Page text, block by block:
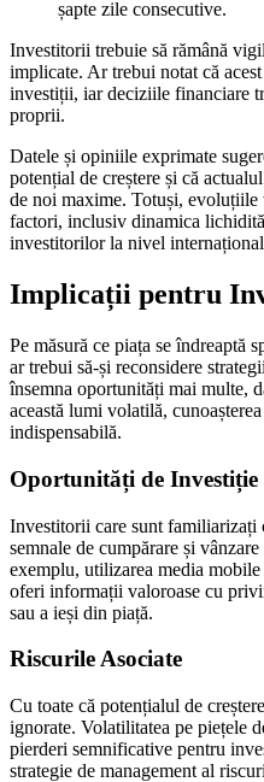
șapte zile consecutive.
Investitorii trebuie să rămână
implicate. Ar trebui notat că
investiții, iar deciziile financiare
proprii.
Datele și opiniile exprimate
potențial de creștere și că
de noi maxime. Totuși,
factori, inclusiv dinamica
investitorilor la nivel
Implicații pentru
Pe măsură ce piața se îndreaptă
ar trebui să-și reconsidere
însemna oportunități mai multe,
această lumi volatilă,
indispensabilă.
Oportunități de Investiție
Investitorii care sunt familiarizați
semnale de cumpărare și
exemplu, utilizarea media
oferi informații valoroase cu
sau a ieși din piață.
Riscurile Asociate
Cu toate că potențialul de
ignorate. Volatilitatea pe piețele
pierderi semnificative pentru
strategie de management al